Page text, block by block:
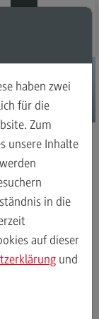
Kontakt
und
haben zwei
für die
Zum
unsere Inhalte
in die
auf dieser
und